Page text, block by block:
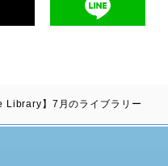
Library】7月のライブラリー